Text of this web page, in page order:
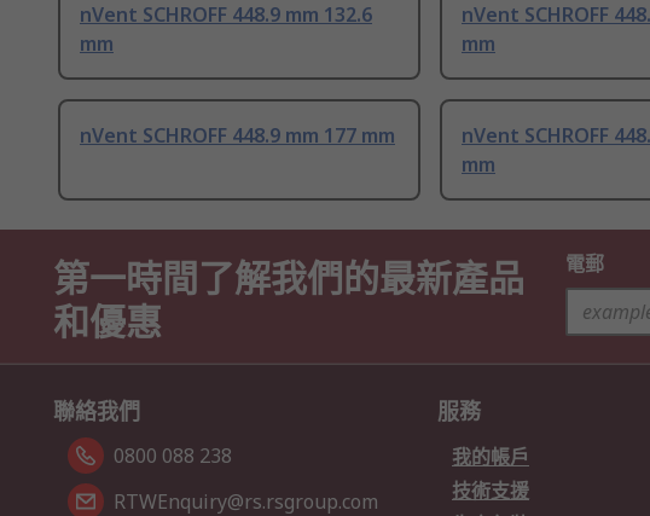
nVent SCHROFF 448.9 mm 132.6
mm
nVent SCHROFF
mm
nVent SCHROFF 448.9 mm 177 mm
nVent SCHROFF
mm
第一時間了解我們的最新產品
和優惠
電郵
聯絡我們
0800 088 238
RTWEnquiry@rs.rsgroup.com
服務
我的帳戶
技術支援